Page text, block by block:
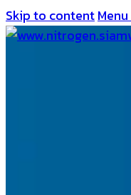
Skip to contentMenu